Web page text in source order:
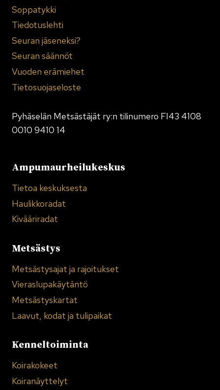
Soppatykki
Tiedotuslehti
Seuran jäseneksi?
Seuran säännöt
Vuoden erämiehet
Tietosuojaseloste
Pyhäselän Metsästäjät ry:n tilinumero FI43 4108
0010 9410 14
Ampumaurheilukeskus
Tietoa keskuksesta
Haulikkoradat
Kivääriradat
Metsästys
Metsästysajat ja rajoitukset
Vieraslupakäytäntö
Metsästyskartat
Laavut, kodat ja tulipaikat
Kenneltoiminta
Koirakokeet
Koiranäyttelyt